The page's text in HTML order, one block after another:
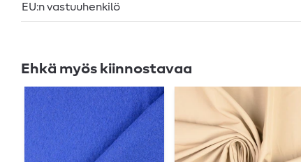
EU:n vastuuhenkilö
Ehkä myös kiinnostavaa